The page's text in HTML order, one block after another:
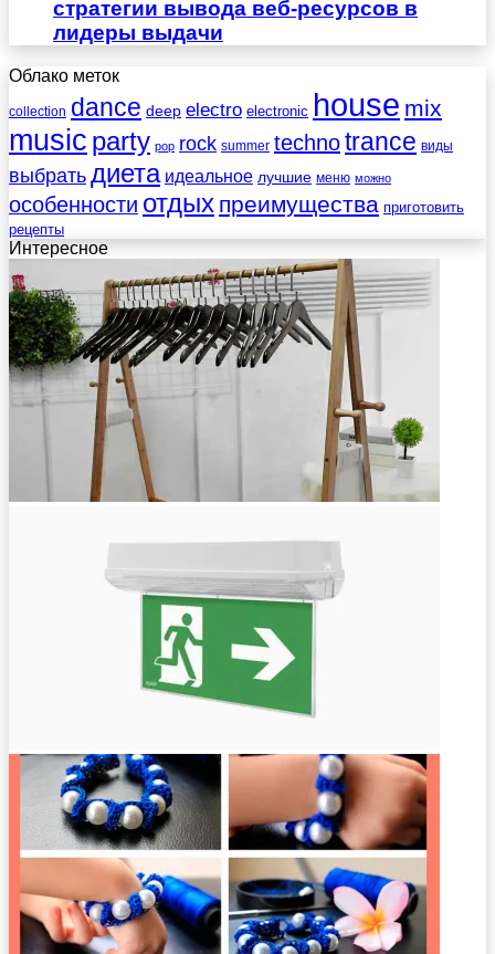
стратегии вывода веб-ресурсов в
лидеры выдачи
Облако меток
collection dance deep electro electronic house mix
music party pop rock summer technotrance виды
выбратьдиета идеальное лучшие меню можно
особенности отдых преимущества приготовить
рецепты
Интересное